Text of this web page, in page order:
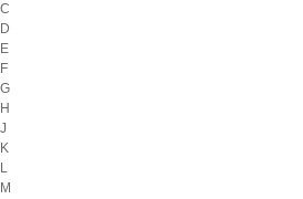
C
D
E
F
G
H
J
K
L
M